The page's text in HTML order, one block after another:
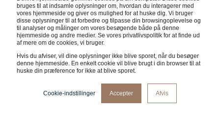
bruges til at indsamle oplysninger om, hvordan du interagerer med
vores hjemmeside og giver os mulighed for at huske dig. Vi bruger
disse oplysninger til at forbedre og tilpasse din browsingoplevelse og
til analyser og målinger om vores besøgende både på denne
hjemmeside og andre medier. Se vores privatlivspolitik for at finde ud
af mere om de cookies, vi bruger.
Hvis du afviser, vil dine oplysninger ikke blive sporet, når du besøger
denne hjemmeside. En enkelt cookie vil blive brugt i din browser til at
huske din præference for ikke at blive sporet.
Cookie-indstillinger Accepter Afvis
spørgsmål, vi får om produktfilm
Hvilke områder af min virksomhed kan have
gavn af produktvideoer?